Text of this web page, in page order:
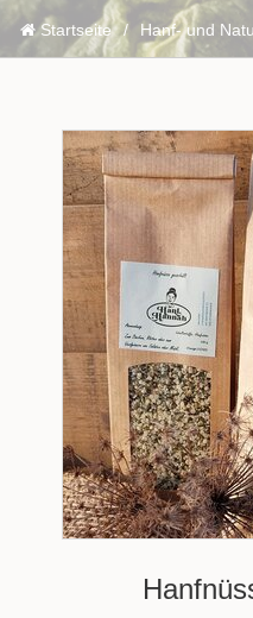
Startseite / Hanf- und